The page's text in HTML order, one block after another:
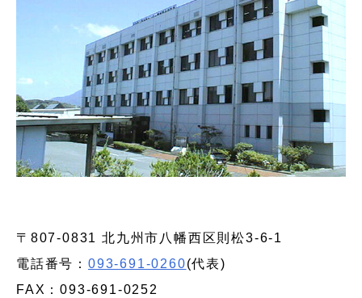
〒807-0831 北九州市八幡西区則松3-6-1
電話番号： 093-691-0260(代表)
FAX：093-691-0252